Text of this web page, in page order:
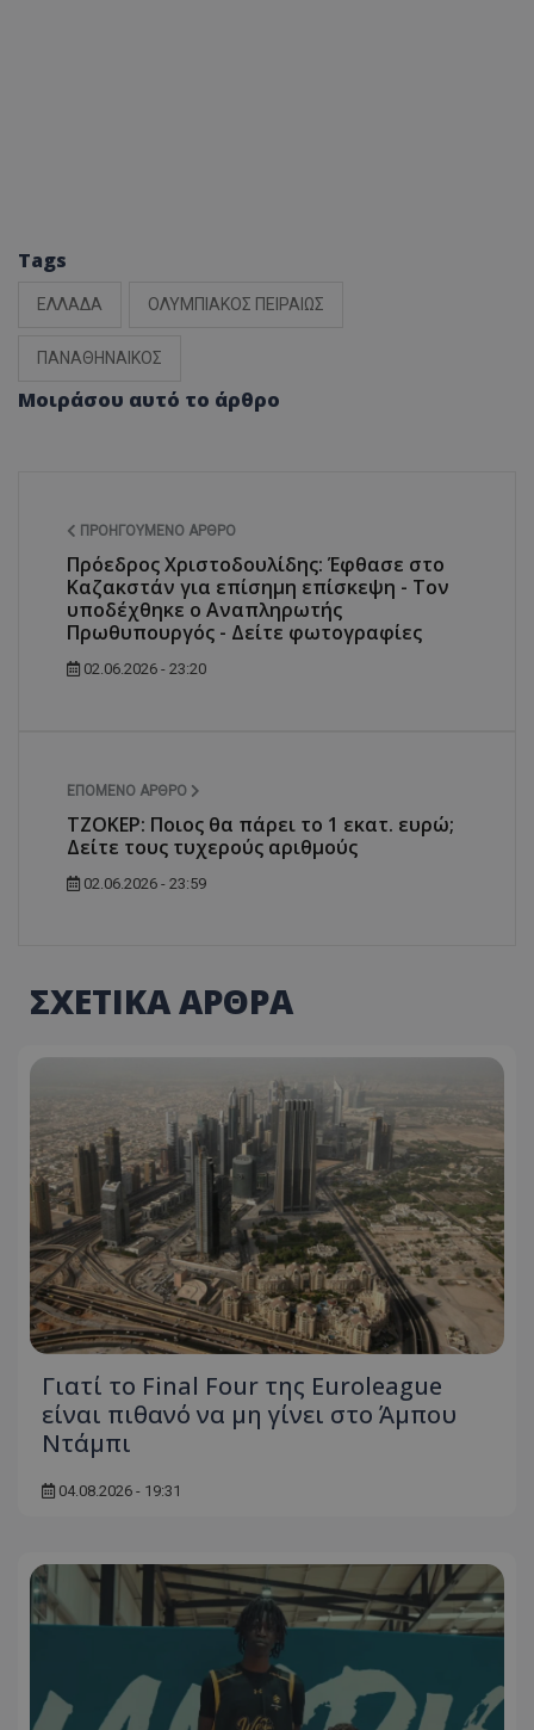
Tags
ΕΛΛΑΔΑ ΟΛΥΜΠΙΑΚΟΣ ΠΕΙΡΑΙΩΣ
ΠΑΝΑΘΗΝΑΙΚΟΣ
Μοιράσου αυτό το άρθρο
ΠΡΟΗΓΟΎΜΕΝΟ ΆΡΘΡΟ
Πρόεδρος Χριστοδουλίδης: Έφθασε στο
Καζακστάν για επίσημη επίσκεψη - Τον
υποδέχθηκε ο Αναπληρωτής
Πρωθυπουργός - Δείτε φωτογραφίες
02.06.2026 - 23:20
ΕΠΌΜΕΝΟ ΆΡΘΡΟ
ΤΖΟΚΕΡ: Ποιος θα πάρει το 1 εκατ. ευρώ;
Δείτε τους τυχερούς αριθμούς
02.06.2026 - 23:59
ΣΧΕΤΙΚΑ ΑΡΘΡΑ
Γιατί το Final Four της Euroleague
είναι πιθανό να μη γίνει στο Άμπου
Ντάμπι
04.08.2026 - 19:31